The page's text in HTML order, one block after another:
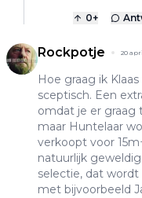
0+
Rockpotje 20
Hoe graag ik
sceptisch. Een
omdat je er graag
maar Huntelaar
verkoopt voor
natuurlijk
selectie, dat
met bijvoorbeeld